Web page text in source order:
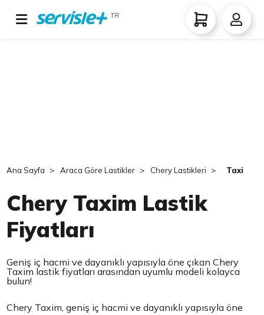
TR
Ana Sayfa Araca Göre Lastikler Chery Lastikleri Taxim
Chery Taxim Lastik
Fiyatları
Geniş iç hacmi ve dayanıklı yapısıyla öne çıkan Chery
Taxim lastik fiyatları arasından uyumlu modeli kolayca
bulun!
Chery Taxim, geniş iç hacmi ve dayanıklı yapısıyla öne